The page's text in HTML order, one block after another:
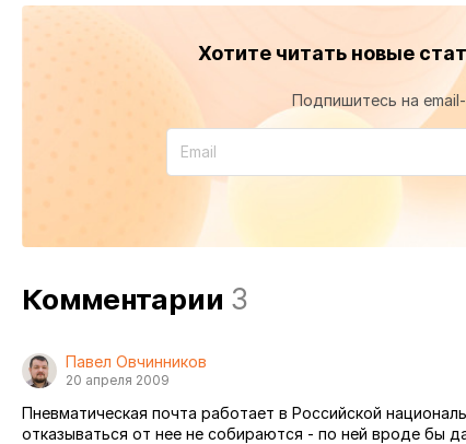
Хотите читать новые
Подпишитесь на
Комментарии 3
Павел Овчинников
20 апреля 2009
Пневматическая почта работает в Российской
отказываться от нее не собираются - по ней вроде бы